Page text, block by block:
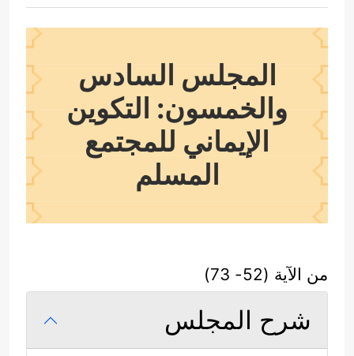
المجلس السادس
والخمسون: التكوين
الإيماني للمجتمع
المسلم
من الآية (52- 73)
شرح المجلس